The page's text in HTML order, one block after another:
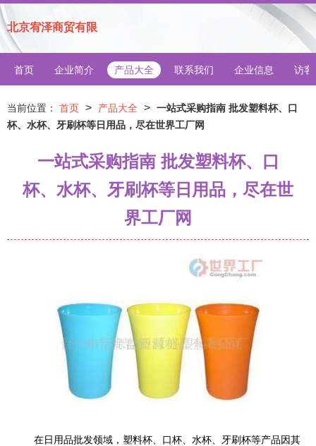
北京宥泽商贸有限
首页 企业简介 产品大全 联系我们 企业信息 访客
当前位置： 首页 > 产品大全 > 一站式采购指南 批发塑料杯、口
杯、水杯、牙刷杯等日用品，尽在世界工厂网
一站式采购指南 批发塑料杯、口
杯、水杯、牙刷杯等日用品，尽在世
界工厂网
在日用品批发领域，塑料杯、口杯、水杯、牙刷杯等产品因其